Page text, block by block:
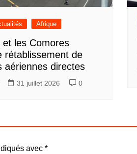
Afrique
et les Comores
rétablissement de
aériennes directes
31 juillet 2026 0
avec *